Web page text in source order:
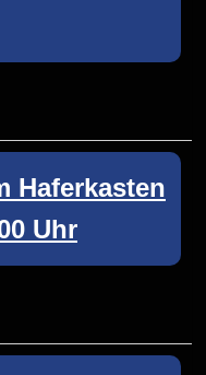
Haferkasten
Uhr